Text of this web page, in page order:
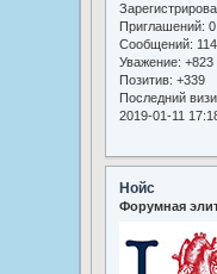
Приглашений: 0
Сообщений:
Уважение: +823
Позитив: +339
Последний
2019-01-11
Нойс
Форумная